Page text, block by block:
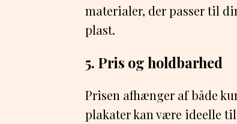
materialer, der passer til
plast.
5. Pris og holdbarhed
Prisen afhænger af både
plakater kan være ideelle